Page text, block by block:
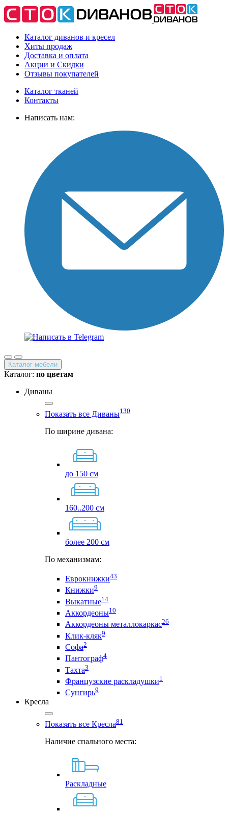
Каталог диванов и кресел
Хиты продаж
Доставка и оплата
Акции и Скидки
Отзывы покупателей
Каталог тканей
Контакты
Написать нам:
Каталог мебели
Каталог: по цветам
Диваны
Показать все Диваны130
По ширине дивана:
до 150 см
160..200 см
более 200 см
По механизмам:
Еврокнижки43
Книжки9
Выкатные14
Аккордеоны10
Аккордеоны металлокаркас26
Клик-кляк9
Софа2
Пантограф4
Тахта3
Французские раскладушки1
Сунгирь9
Кресла
Показать все Кресла81
Наличие спального места:
Раскладные